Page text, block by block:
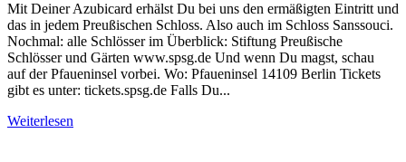
Mit Deiner Azubicard erhälst Du bei uns den ermäßigten Eintritt und
das in jedem Preußischen Schloss. Also auch im Schloss Sanssouci.
Nochmal: alle Schlösser im Überblick: Stiftung Preußische
Schlösser und Gärten www.spsg.de Und wenn Du magst, schau
auf der Pfaueninsel vorbei. Wo: Pfaueninsel 14109 Berlin Tickets
gibt es unter: tickets.spsg.de Falls Du...
Weiterlesen